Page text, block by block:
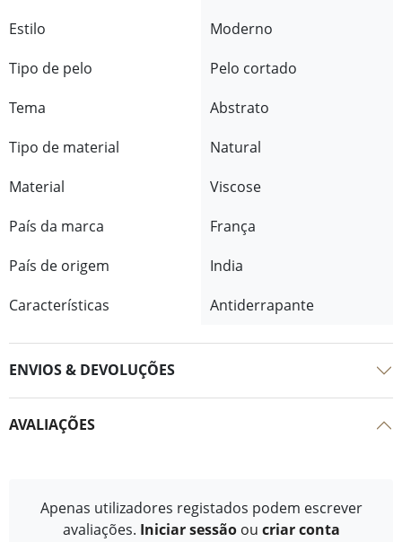
Estilo
Moderno
Tipo de pelo
Pelo cortado
Tema
Abstrato
Tipo de material
Natural
Material
Viscose
País da marca
França
País de origem
India
Características
Antiderrapante
ENVIOS & DEVOLUÇÕES
AVALIAÇÕES
Apenas utilizadores registados podem escrever
avaliações. Iniciar sessão ou criar conta